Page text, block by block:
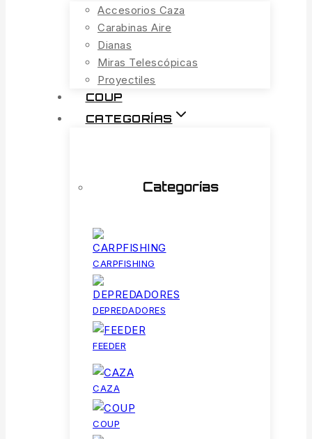
Accesorios Caza
Carabinas Aire
Dianas
Miras Telescópicas
Proyectiles
COUP
CATEGORÍAS
Categorías
CARPFISHING
DEPREDADORES
FEEDER
CAZA
COUP